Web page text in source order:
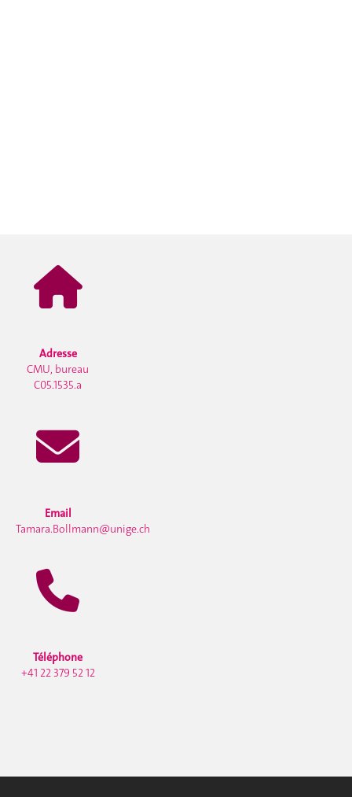
Adresse
CMU, bureau
C05.1535.a
Email
Tamara.Bollmann@unige.ch
Téléphone
+41 22 379 52 12